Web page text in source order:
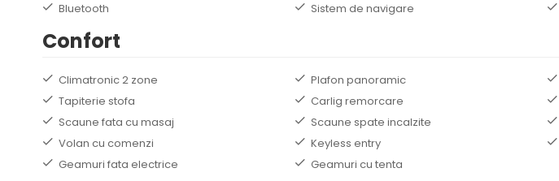
Bluetooth Sistem de navigare
Confort
Climatronic 2 zone Plafon panoramic
Tapiterie stofa
Carlig remorcare
Scaune fata cu masaj
Scaune spate incalzite
Volan cu comenzi
Keyless entry
Geamuri fata electrice
Geamuri cu tenta